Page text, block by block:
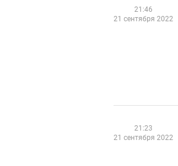
21:46
21 сентября 2022
21:23
21 сентября 2022